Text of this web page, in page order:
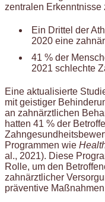
zentralen Erkenntnisse
Ein Drittel der
2020 eine
41 % der
2021 schlechte
Eine aktualisierte
mit geistiger
an zahnärztlichen
hatten 41 % der
Programmen wie
al., 2021). Diese
Rolle, um den
zahnärztlicher
präventive